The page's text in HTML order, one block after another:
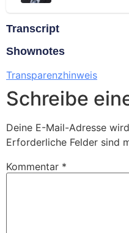
Transcript
Shownotes
Transparenzhinweis
Schreibe
Deine E-Mail-Adresse
Erforderliche Felder sind
Kommentar *